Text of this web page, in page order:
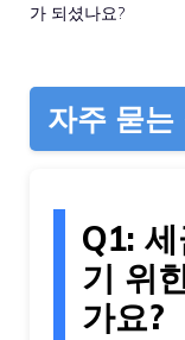
가 되셨나요?
자주 묻
Q1:
기 위
가요?